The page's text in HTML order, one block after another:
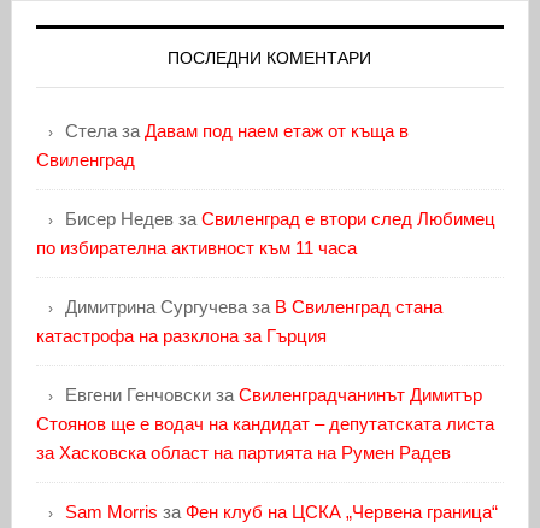
ПОСЛЕДНИ КОМЕНТАРИ
Стелаза Давам под наем етаж от къща в
Свиленград
Бисер Недевза Свиленград е втори след Любимец
по избирателна активност към 11 часа
Димитрина Сургучеваза В Свиленград стана
катастрофа на разклона за Гърция
Евгени Генчовскиза Свиленградчанинът Димитър
Стоянов ще е водач на кандидат – депутатската листа
за Хасковска област на партията на Румен Радев
Sam Morris за Фен клуб на ЦСКА „Червена граница“